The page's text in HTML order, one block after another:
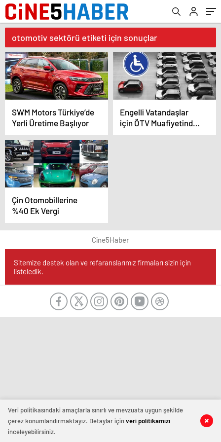
otomotiv sektörü etiketi için sonuçlar
SWM Motors Türkiye’de
Yerli Üretime Başlıyor
Engelli Vatandaşlar
için ÖTV Muafiyetinde
Yeni Dönem
Çin Otomobillerine
%40 Ek Vergi
Cine5Haber
Sitemize destek olan ve refaranslarımız firmaları sizin için
listeledik.
Veri politikasındaki amaçlarla sınırlı ve mevzuata uygun şekilde
çerez konumlandırmaktayız. Detaylar içinveri politikamızı
inceleyebilirsiniz.